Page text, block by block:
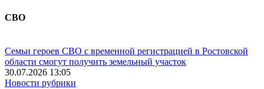
СВО
Семьи героев СВО с временной регистрацией в Ростовской
области смогут получить земельный участок
30.07.2026 13:05
Новости рубрики